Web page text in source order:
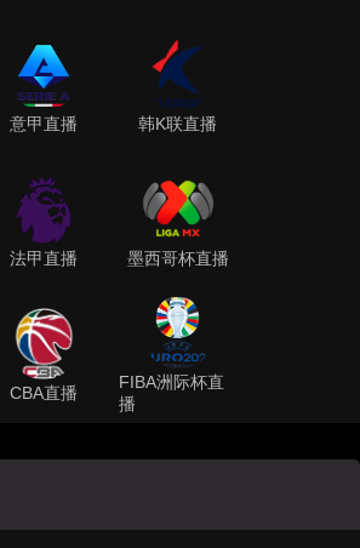
意甲直播 韩K联直播
法甲直播 墨西哥杯直播
CBA直播
FIBA洲际杯直
播